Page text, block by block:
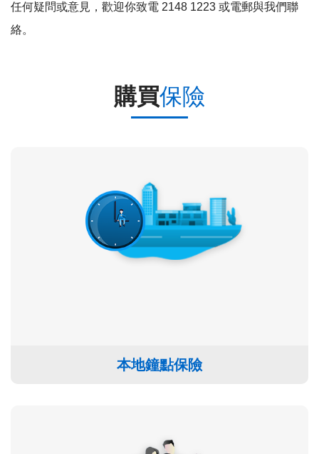
任何疑問或意見，歡迎你致電 2148 1223 或電郵與我們聯
絡。
購買保險
本地鐘點保險